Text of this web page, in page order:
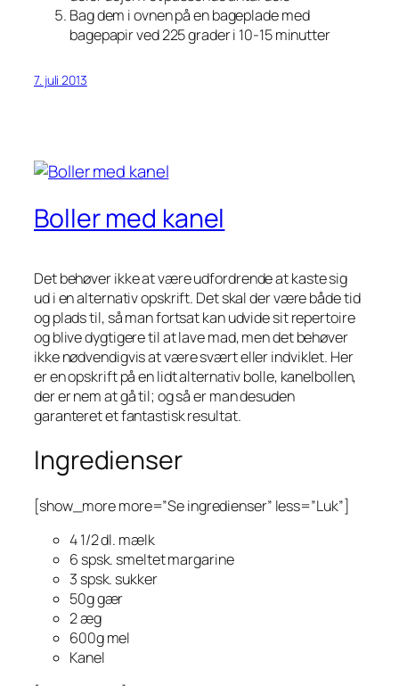
Bag dem i ovnen på en bageplade med
bagepapir ved 225 grader i 10-15 minutter
7. juli 2013
Boller med kanel
Det behøver ikke at være udfordrende at kaste sig
ud i en alternativ opskrift. Det skal der være både tid
og plads til, så man fortsat kan udvide sit repertoire
og blive dygtigere til at lave mad, men det behøver
ikke nødvendigvis at være svært eller indviklet. Her
er en opskrift på en lidt alternativ bolle, kanelbollen,
der er nem at gå til; og så er man desuden
garanteret et fantastisk resultat.
Ingredienser
[show_more more=”Se ingredienser” less=”Luk”]
4 1/2 dl. mælk
6 spsk. smeltet margarine
3 spsk. sukker
50g gær
2 æg
600g mel
Kanel